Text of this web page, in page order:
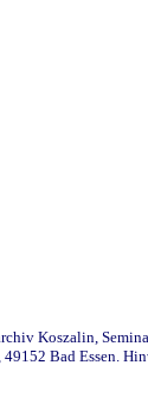
Koszalin,
Bad Essen.